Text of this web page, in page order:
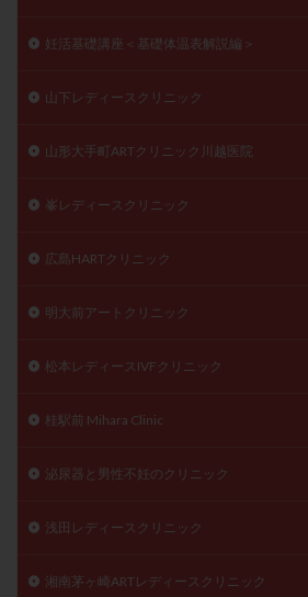
妊活基礎講座＜基礎体温表解説編＞
山下レディースクリニック
山形大手町ARTクリニック川越医院
峯レディースクリニック
広島HARTクリニック
明大前アートクリニック
松本レディースIVFクリニック
桂駅前 Mihara Clinic
泌尿器と男性不妊のクリニック
浅田レディースクリニック
湘南茅ヶ崎ARTレディースクリニック